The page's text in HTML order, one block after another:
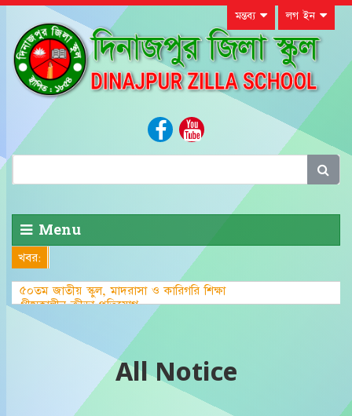
মন্তব্য লগ ইন
Menu
খবর:
৫০তম জাতীয় স্কুল, মাদরাসা ও কারিগরি শিক্ষা
গ্রীষ্মকালীন ক্রীড়া প্রতিযোগিতা-২০২৩ এ জেলা পর্য
All Notice